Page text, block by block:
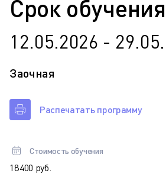
Срок обучения
12.05.2026 -
Заочная
Распечатать программу
Стоимость обучения
18 400 руб.